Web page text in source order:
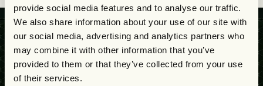
provide social media features and to analyse our traffic.
We also share information about your use of our site with
our social media, advertising and analytics partners who
may combine it with other information that you’ve
provided to them or that they’ve collected from your use
of their services.
seger! Matchfoto: Mikael Josefsson & Lasse Ekström